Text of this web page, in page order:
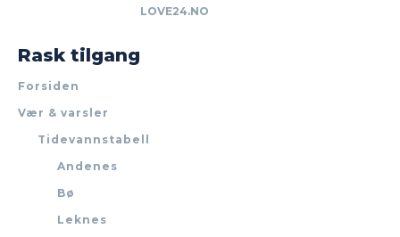
LOVE24.NO
Rask tilgang
Forsiden
Vær & varsler
Tidevannstabell
Andenes
Bø
Leknes